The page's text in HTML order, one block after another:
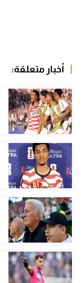
أقسام خاصة
Gamers
ميركاتو
تقرير في الجول
تحليل في الجول
حكايات في الجول
أخبار متعلقة: